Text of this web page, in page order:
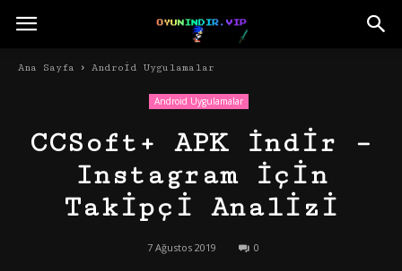
Ana Sayfa Android Uygulamalar
Android Uygulamalar
CCSoft+ APK İndir –
Instagram İçin
Takipçi Analizi
7 Ağustos 2019 0